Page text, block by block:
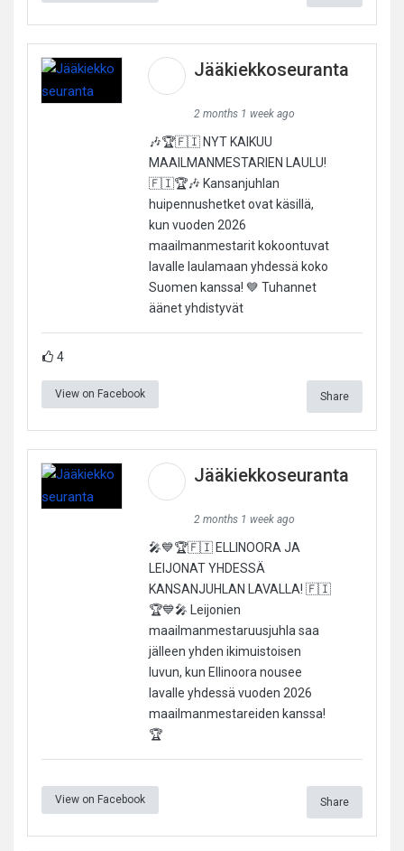
Jääkiekkoseuranta
2 months 1 week ago
🎶🏆🇫🇮 NYT KAIKUU
MAAILMANMESTARIEN LAULU!
🇫🇮🏆🎶 Kansanjuhlan
huipennushetket ovat käsillä,
kun vuoden 2026
maailmanmestarit kokoontuvat
lavalle laulamaan yhdessä koko
Suomen kanssa! 💙 Tuhannet
äänet yhdistyvät
4
View on Facebook Share
Jääkiekkoseuranta
2 months 1 week ago
🎤💙🏆🇫🇮 ELLINOORA JA
LEIJONAT YHDESSÄ
KANSANJUHLAN LAVALLA! 🇫🇮
🏆💙🎤 Leijonien
maailmanmestaruusjuhla saa
jälleen yhden ikimuistoisen
luvun, kun Ellinoora nousee
lavalle yhdessä vuoden 2026
maailmanmestareiden kanssa!
🏆
View on Facebook Share